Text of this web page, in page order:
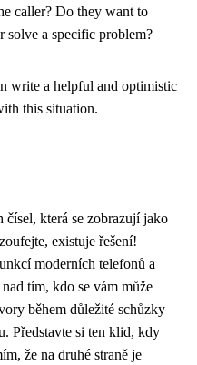
caller? Do they want to
solve a specific problem?
write a helpful and optimistic
this situation.
která se zobrazují jako
existuje řešení!
moderních telefonů a
tím, kdo se vám může
během důležité schůzky
Představte si ten klid, kdy
že na druhé straně je